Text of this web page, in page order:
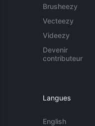
Brusheezy
Vecteezy
Videezy
Devenir
contributeur
Langues
English